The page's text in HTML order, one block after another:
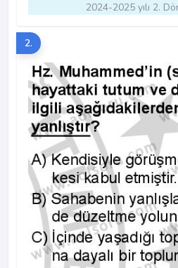
2024-2025 yılı 2.
2.